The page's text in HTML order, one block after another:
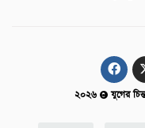
২০২৬ যুগের